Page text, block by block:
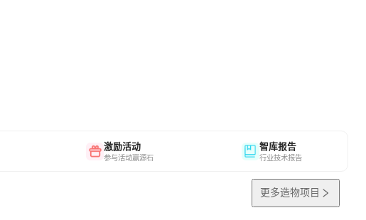
激励活动
参与活动赢源石
智库报告
行业技术报告
更多造物项目